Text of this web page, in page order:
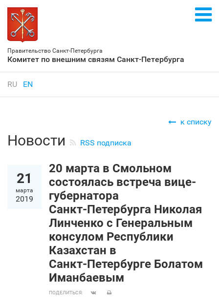
Правительство Санкт‑Петербурга
Комитет по внешним связям Санкт‑Петербурга
RU EN
к списку
Новости RSS подписка
21
марта
2019
20 марта в Смольном
состоялась встреча вице-
губернатора
Санкт‑Петербурга Николая
Линченко с Генеральным
консулом Республики
Казахстан в
Санкт‑Петербурге Болатом
Иманбаевым
ПОДЕЛИТЬСЯ: